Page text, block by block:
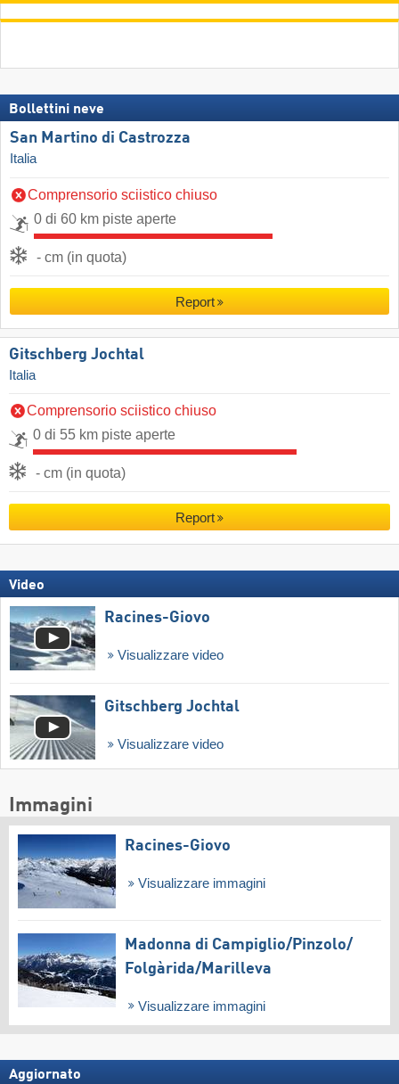
Bollettini neve
San Martino di Castrozza
Italia
Comprensorio sciistico chiuso
0 di 60 km piste aperte
- cm (in quota)
Report
Gitschberg Jochtal
Italia
Comprensorio sciistico chiuso
0 di 55 km piste aperte
- cm (in quota)
Report
Video
Racines-Giovo
Visualizzare video
Gitschberg Jochtal
Visualizzare video
Immagini
Racines-Giovo
Visualizzare immagini
Madonna di Campiglio/​Pinzolo/​
Folgàrida/​Marilleva
Visualizzare immagini
Aggiornato